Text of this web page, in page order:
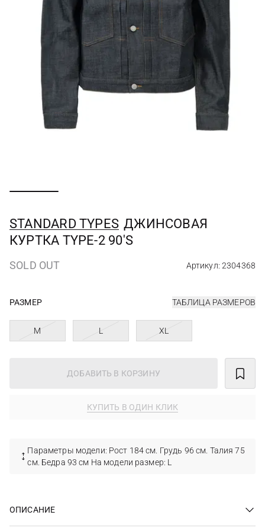
STANDARD TYPES ДЖИНСОВАЯ
КУРТКА TYPE-2 90'S
SOLD OUT Артикул: 2304368
РАЗМЕР ТАБЛИЦА РАЗМЕРОВ
M L XL
ДОБАВИТЬ В КОРЗИНУ
КУПИТЬ В ОДИН КЛИК
Параметры модели: Рост 184 см. Грудь 96 см. Талия 75
см. Бедра 93 см На модели размер: L
ОПИСАНИЕ